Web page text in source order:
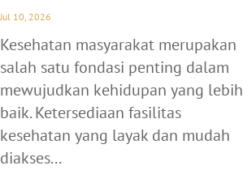
Jul 10, 2026
Kesehatan masyarakat merupakan
salah satu fondasi penting dalam
mewujudkan kehidupan yang lebih
baik. Ketersediaan fasilitas
kesehatan yang layak dan mudah
diakses...